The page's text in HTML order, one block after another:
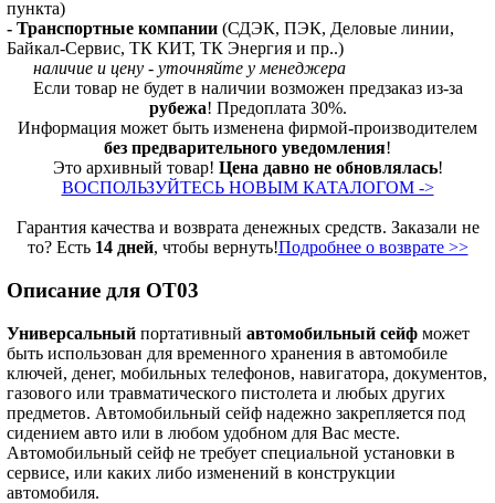
пункта)
- Транспортные компании (СДЭК, ПЭК, Деловые линии,
Байкал-Сервис, ТК КИТ, ТК Энергия и пр..)
наличие и цену - уточняйте у менеджера
Если товар не будет в наличии возможен предзаказ из-за
рубежа! Предоплата 30%.
Информация может быть изменена фирмой-производителем
без предварительного уведомления!
Это архивный товар! Цена давно не обновлялась!
ВОСПОЛЬЗУЙТЕСЬ НОВЫМ КАТАЛОГОМ ->
Гарантия качества и возврата денежных средств. Заказали не
то? Есть 14 дней, чтобы вернуть!Подробнее о возврате >>
Описание для OT03
Универсальный портативный автомобильный сейф может
быть использован для временного хранения в автомобиле
ключей, денег, мобильных телефонов, навигатора, документов,
газового или травматического пистолета и любых других
предметов. Автомобильный сейф надежно закрепляется под
сидением авто или в любом удобном для Вас месте.
Автомобильный сейф не требует специальной установки в
сервисе, или каких либо изменений в конструкции
автомобиля.